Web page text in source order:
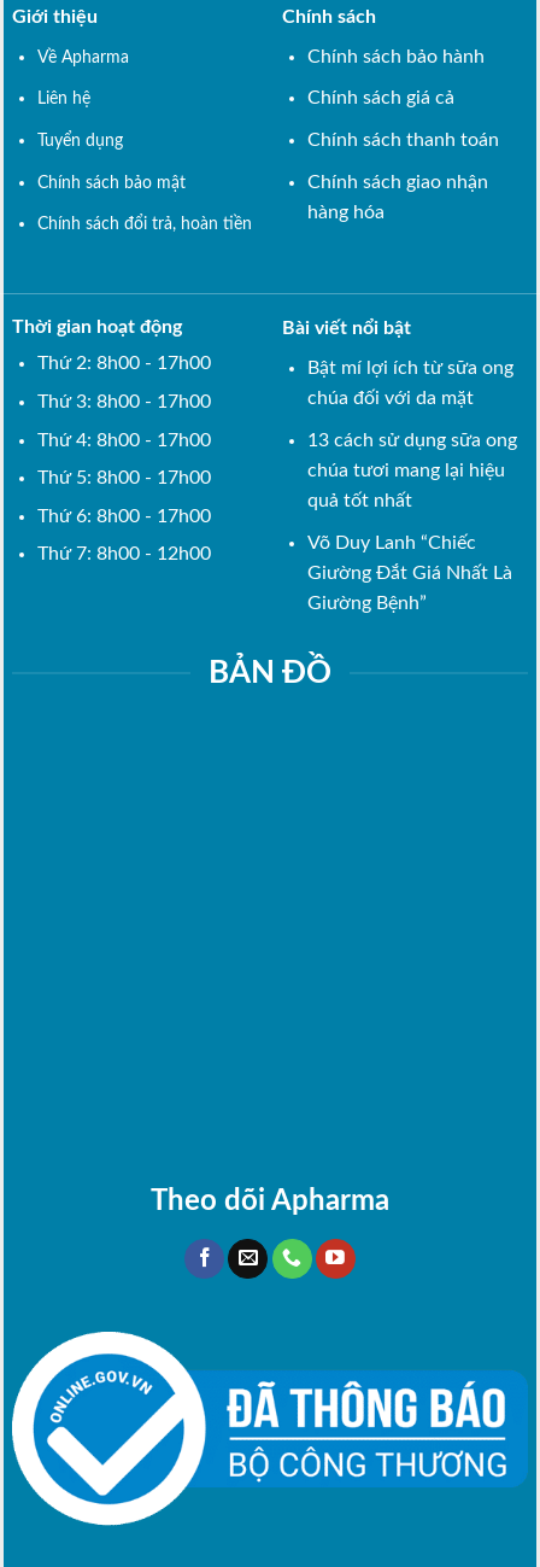
Giới thiệu
Về Apharma
Liên hệ
Tuyển dụng
Chính sách bảo mật
Chính sách đổi trả, hoàn tiền
Chính sách
Chính sách bảo hành
Chính sách giá cả
Chính sách thanh toán
Chính sách giao nhận
hàng hóa
Thời gian hoạt động
Thứ 2: 8h00 - 17h00
Thứ 3: 8h00 - 17h00
Thứ 4: 8h00 - 17h00
Thứ 5: 8h00 - 17h00
Thứ 6: 8h00 - 17h00
Thứ 7: 8h00 - 12h00
Bài viết nổi bật
Bật mí lợi ích từ sữa ong
chúa đối với da mặt
13 cách sử dụng sữa ong
chúa tươi mang lại hiệu
quả tốt nhất
Võ Duy Lanh “Chiếc
Giường Đắt Giá Nhất Là
Giường Bệnh”
BẢN ĐỒ
Theo dõi Apharma